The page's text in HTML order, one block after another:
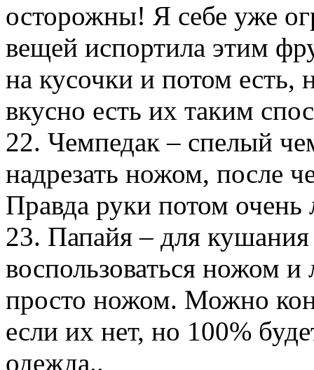
осторожны! Я себе уже
вещей испортила этим
на кусочки и потом есть,
вкусно есть их таким
22. Чемпедак – спелый
надрезать ножом, после
Правда руки потом очень
23. Папайя – для
воспользоваться ножом
просто ножом. Можно
если их нет, но 100%
одежда..